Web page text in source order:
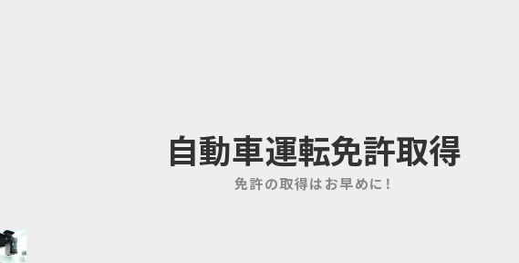
自動車運転免許取得
免許の取得はお早めに！